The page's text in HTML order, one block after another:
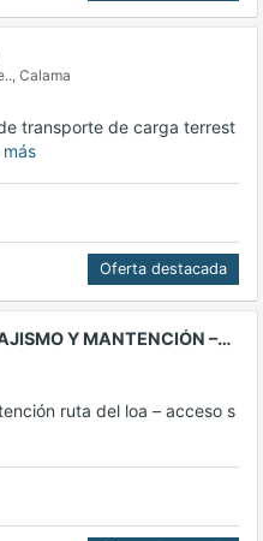
Calama
transporte de carga terrest
más
Oferta destacada
Y MANTENCIÓN –…
ruta del loa – acceso s